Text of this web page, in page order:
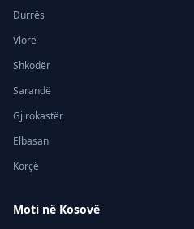
Durrës
Vlorë
Shkodër
Sarandë
Gjirokastër
Elbasan
Korçë
Moti në Kosovë